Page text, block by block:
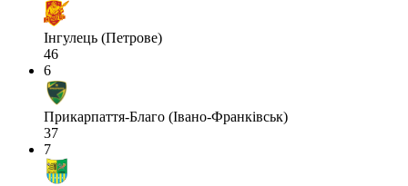
Інгулець (Петрове)
46
6
Прикарпаття-Благо (Івано-Франківськ)
37
7